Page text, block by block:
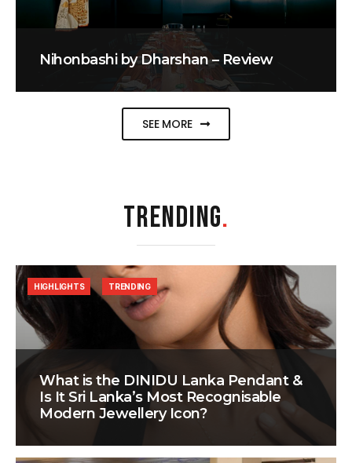
Nihonbashi by Dharshan – Review
SEE MORE
TRENDING.
What is the DINIDU Lanka Pendant &
Is It Sri Lanka’s Most Recognisable
Modern Jewellery Icon?
HIGHLIGHTS TRENDING